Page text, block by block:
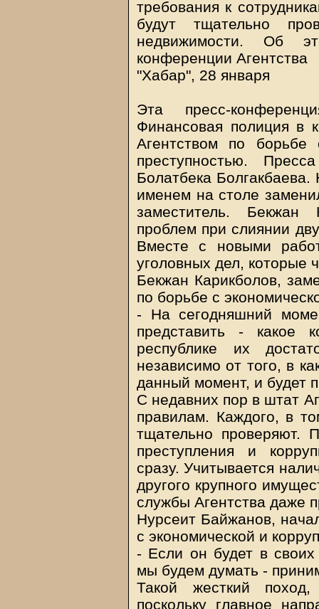
требования к
будут тщательно
недвижимости. Об
конференции Агентства
"Хабар", 28 января
Эта пресс-
Финансовая полиция в
Агентством по борьбе
преступностью.
Болатбека
именем на столе
заместитель. Бекжан
проблем при слиянии
Вместе с новыми
уголовных дел, которые
Бекжан Карикболов,
по борьбе с
- На сегодняшний
представить - какое
республике их
независимо от того, в
данный момент, и будет
С недавних пор в штат
правилам. Каждого, в
тщательно проверяют.
преступления и
сразу. Учитывается
другого крупного
службы Агентства даже
Нурсеит Байжанов,
с экономической и
- Если он будет в своих
мы будем думать -
Такой жесткий
поскольку главное